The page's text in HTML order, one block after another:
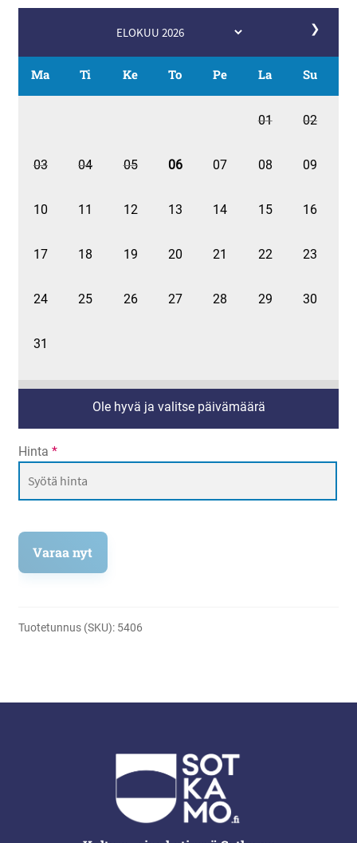
❯
Ma Ti Ke To Pe La Su
01 02
03 04 05 06 07 08 09
10 11 12 13 14 15 16
17 18 19 20 21 22 23
24 25 26 27 28 29 30
31
Ole hyvä ja valitse päivämäärä
Hinta *
Varaa nyt
Tuotetunnus (SKU): 5406